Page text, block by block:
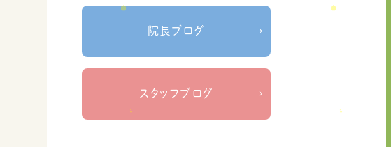
法 ＃治療院せなかリペア＃ねこぜを整
える＃寒暖差疲労＃自律神経
せなかリペア＃ねこぜを整える＃新型
コロナウイルス＃リモートワークを快
院長ブログ
スタッフブログ